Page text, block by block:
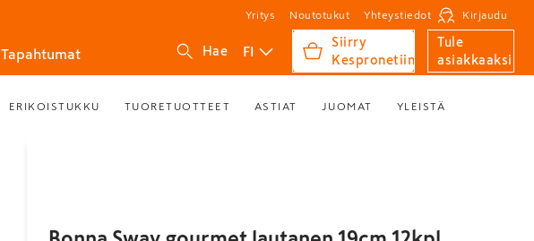
Yritys Noutotukut Yhteystiedot Kirjaudu
Tapahtumat Hae FI
Siirry
Kespronetiin
Tule
asiakkaaksi
ERIKOISTUKKU TUORETUOTTEET ASTIAT JUOMAT YLEISTÄ